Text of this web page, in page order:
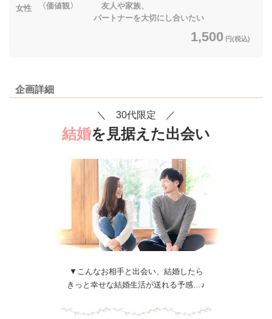
女性
〈価値観〉 友人や家族、
パートナーを大切にし合いたい
1,500 円(税込)
企画詳細
＼ 30代限定 ／
結婚を見据えた出会い
▼こんなお相手と出会い、結婚したら
きっと幸せな結婚生活が送れる予感…♪